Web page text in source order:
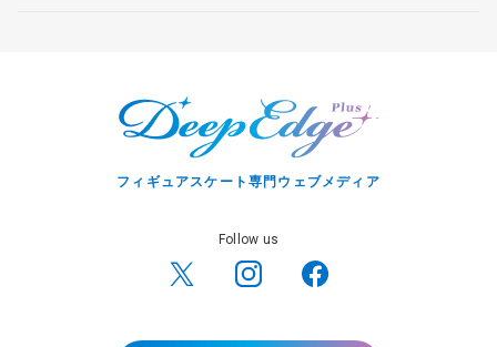
フィギュアスケート専門ウェブメディア
Follow us